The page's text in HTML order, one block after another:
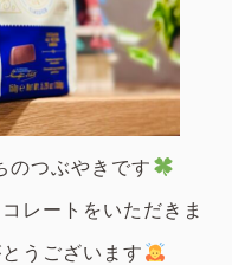
のつぶやきです
レートをいただきま
うございます